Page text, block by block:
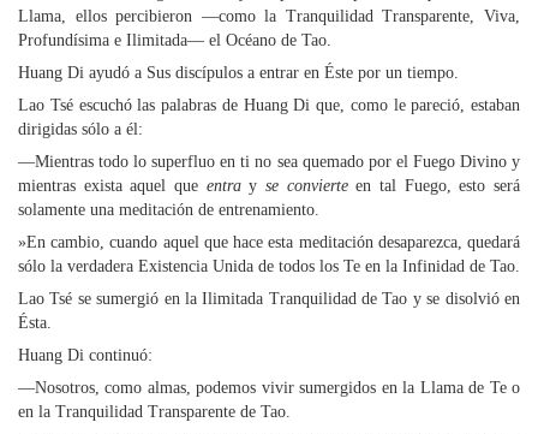
Llama, ellos percibieron —como la Tranquilidad Transparente, Viva,
Profundísima e Ilimitada— el Océano de Tao.
Huang Di ayudó a Sus discípulos a entrar en Éste por un tiempo.
Lao Tsé escuchó las palabras de Huang Di que, como le pareció, estaban
dirigidas sólo a él:
—Mientras todo lo superfluo en ti no sea quemado por el Fuego Divino y
mientras exista aquel que entrayse convierteen tal Fuego, esto será
solamente una meditación de entrenamiento.
»En cambio, cuando aquel que hace esta meditación desaparezca, quedará
sólo la verdadera Existencia Unida de todos los Te en la Infinidad de Tao.
Lao Tsé se sumergió en la Ilimitada Tranquilidad de Tao y se disolvió en
Ésta.
Huang Di continuó:
—Nosotros, como almas, podemos vivir sumergidos en la Llama de Te o
en la Tranquilidad Transparente de Tao.